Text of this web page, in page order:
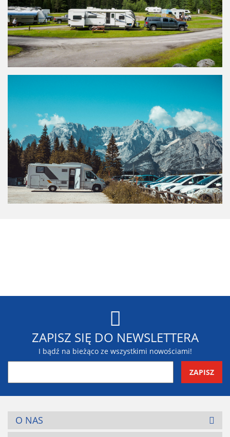
Blaupunkt
ZAPISZ SIĘ DO NEWSLETTERA
I bądź na bieżąco ze wszystkimi nowościami!
O NAS